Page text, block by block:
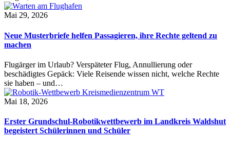
Mai 29, 2026
Neue Musterbriefe helfen Passagieren, ihre Rechte geltend zu
machen
Flugärger im Urlaub? Verspäteter Flug, Annullierung oder
beschädigtes Gepäck: Viele Reisende wissen nicht, welche Rechte
sie haben – und…
Mai 18, 2026
Erster Grundschul-Robotikwettbewerb im Landkreis Waldshut
begeistert Schülerinnen und Schüler